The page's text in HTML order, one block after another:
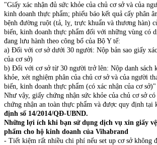
"Giấy xác nhận đủ sức khỏe của chủ cơ sở và của
kinh doanh thực phẩm; phiếu báo kết quả cấy phân
bệnh đường ruột (tả, lỵ, trực khuẩn và thương hàn)
biến, kinh doanh thực phẩm đối với những vùng có
đang lưu hành theo công bố của Bộ Y tế:
a) Đối với cơ sở dưới 30 người: Nộp bản sao giấy
của cơ sở)
b) Đối với cơ sở từ 30 người trở lên: Nộp danh sách
khỏe, xét nghiệm phân của chủ cơ sở và của người
biến, kinh doanh thực phẩm (có xác nhận của cơ
Như vậy, giấy chứng nhận sức khỏe của chủ cơ sở
chứng nhận an toàn thực phẩm và được quy định tại
định số 14/2014/QĐ-UBND.
Những lợi ích khi bạn sử dụng dịch vụ​ xin giấy
phẩm cho hộ kinh doanh của Vihabrand
- Tiết kiệm rất nhiều chi phí nếu set up cơ sở không